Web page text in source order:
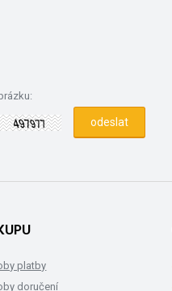
platby
doručení